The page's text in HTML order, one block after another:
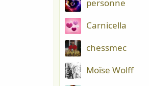
personne
Carnicella
chessmec
Moïse Wolff